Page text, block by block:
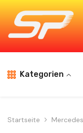
Kategorien
Startseite